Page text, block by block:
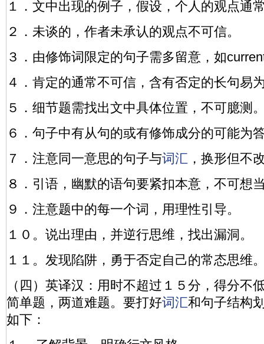
１．文中出现的例子，假设，个人的观点通
２．未谈的，作者未承认的观点不可信。
３．由修饰词限定的句子需多留意，如
４．肯定的通常不可信，含有否定的长句易
５．细节题需找出文中具体位置，不可臆测
６．句子中有从句的或有修饰成分的可能为
７．注意同一意思的句子与词汇 ，换形但不
８．引语，幽默的语句要紧扣本意，不可想
９．注意题中的每一个词，用理性引导。
１０。说出理由，并逆行思维，找出漏洞。
１１。发现陷阱，勇于否定自己的常态思维
（四）英译汉：用时不超过１５分，得分不
简单题，两道难题。要打好词汇和句子结构
如下：